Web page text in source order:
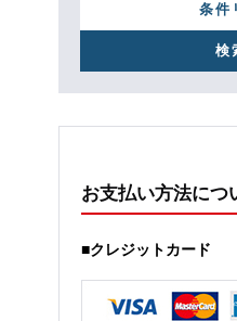
条件
お支払い方法につ
■クレジットカード